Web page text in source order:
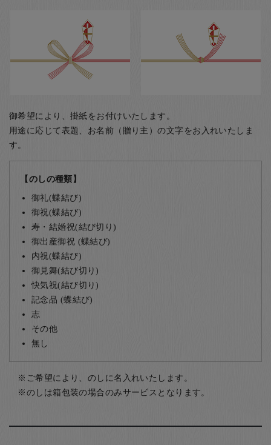
御希望により、掛紙をお付けいたします。
用途に応じて表題、お名前（贈り主）の文字をお入れいたしま
す。
【のしの種類】
御礼(蝶結び)
御祝(蝶結び)
寿・結婚祝(結び切り)
御出産御祝 (蝶結び)
内祝(蝶結び)
御見舞(結び切り)
快気祝(結び切り)
記念品 (蝶結び)
志
その他
無し
ご希望により、のしに名入れいたします。
のしは箱包装の場合のみサービスとなります。